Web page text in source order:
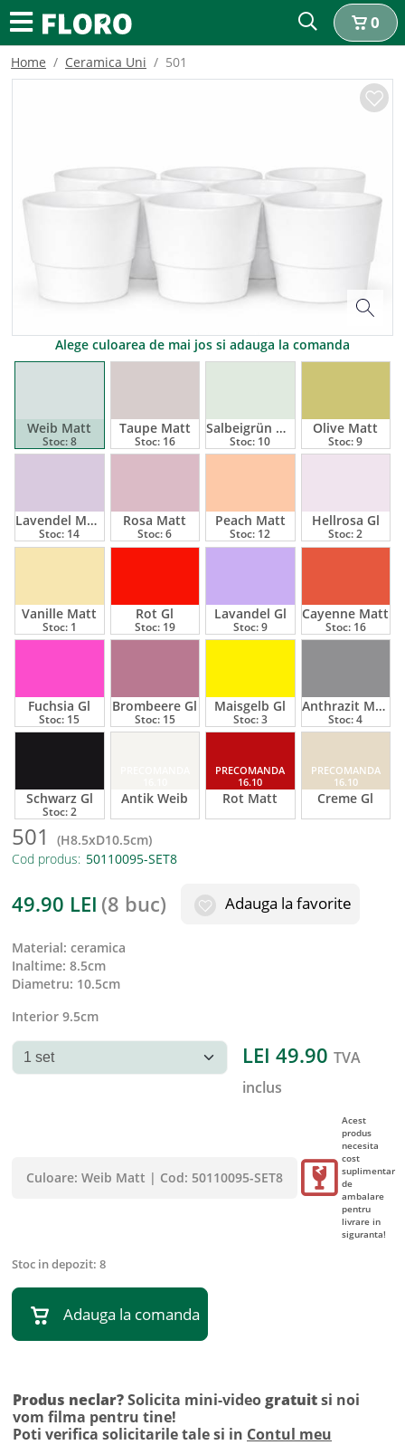
0
Home Ceramica Uni 501
Alege culoarea de mai jos si adauga la comanda
Weib Matt
Stoc:8
Taupe Matt
Stoc: 16
Salbeigrün Matt
Stoc: 10
Olive Matt
Stoc:9
Lavendel Matt
Stoc: 14
Rosa Matt
Stoc:6
Peach Matt
Stoc: 12
Hellrosa Gl
Stoc:2
Vanille Matt
Stoc: 1
Rot Gl
Stoc: 19
Lavandel Gl
Stoc:9
Cayenne Matt
Stoc: 16
Fuchsia Gl
Stoc: 15
Brombeere Gl
Stoc: 15
Maisgelb Gl
Stoc:3
Anthrazit Matt
Stoc:4
Schwarz Gl
Stoc:2
Antik Weib Rot Matt
PRECOMANDA
16.10
Creme Gl
PRECOMANDA
16.10
501 (H8.5xD10.5cm)
Cod produs:
49.90 LEI (8 buc) Adauga la favorite
material: ceramica
inaltime: 8.5cm
diametru: 10.5cm
Interior 9.5cm
LEI49.90 TVA
inclus
Culoare: Weib Matt | Cod: 50110095-SET8
Acest
produs
necesita
cost
suplimentar
de
ambalare
pentru
livrare in
siguranta!
Stoc in depozit: 8
Adauga la comanda
Produs neclar?Solicita mini-video gratuitsi noi
vom filma pentru tine!
Poti verifica solicitarile tale si in Contul meu